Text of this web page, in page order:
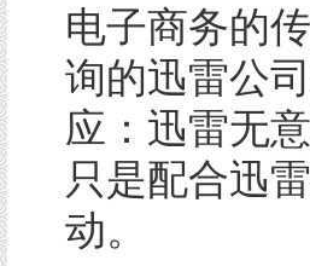
电子商务的
询的迅雷公
应：迅雷无
只是配合迅
动。